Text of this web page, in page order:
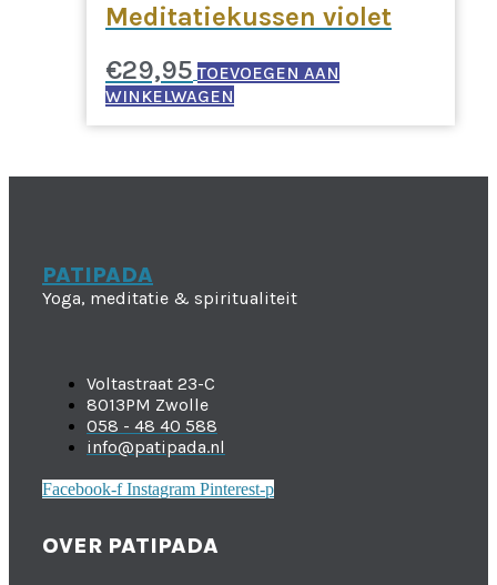
Meditatiekussen violet
€29,95 TOEVOEGEN AAN
WINKELWAGEN
PATIPADA
Yoga, meditatie & spiritualiteit
Voltastraat 23-C
8013PM Zwolle
058 - 48 40 588
info@patipada.nl
Facebook-f Instagram Pinterest-p
OVER PATIPADA